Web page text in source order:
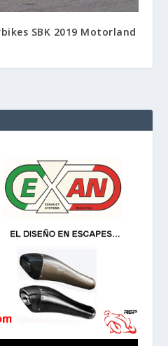
SBK 2019 Motorland